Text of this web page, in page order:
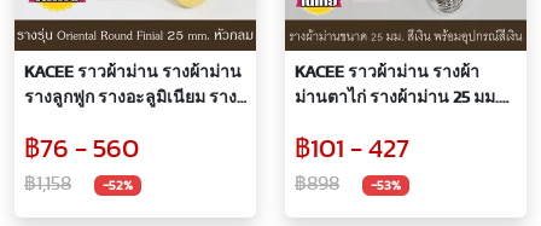
KACEE ราวผ้าม่าน รางผ้าม่าน
รางลูกฟูก รางอะลูมิเนียม ราง
ขาว/น้ำตาล/ดำ/เงิน/ทอง/
ลายไม้แก่/ลายไม้อ่อน)
฿76 - 560
฿1,158 -52%
KACEE ราวผ้าม่าน รางผ้า
ม่านตาไก่ รางผ้าม่าน 25 มม.สี
฿101 - 427
฿898 -53%